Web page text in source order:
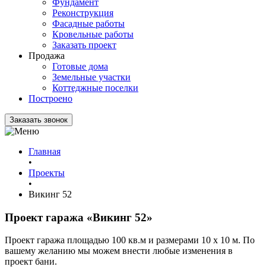
Фундамент
Реконструкция
Фасадные работы
Кровельные работы
Заказать проект
Продажа
Готовые дома
Земельные участки
Коттеджные поселки
Построено
Заказать звонок
Главная
•
Проекты
•
Викинг 52
Проект гаража «Викинг 52»
Проект гаража площадью 100 кв.м и размерами 10 х 10 м. По
вашему желанию мы можем внести любые изменения в
проект бани.